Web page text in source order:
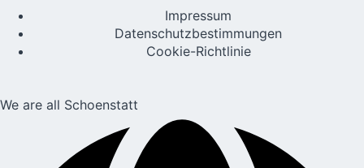
Impressum
Datenschutzbestimmungen
Cookie-Richtlinie
We are all Schoenstatt